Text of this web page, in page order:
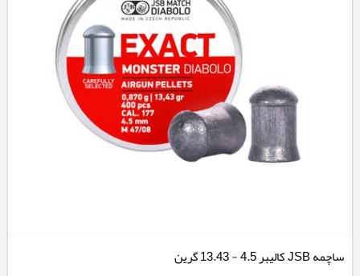
ساچمه JSB کالیبر 4.5 - 13.43 گرین